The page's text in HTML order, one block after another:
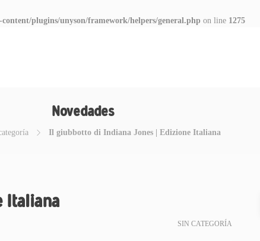
plugins/unyson/framework/helpers/general.php on line 1275
Novedades
Il giubbotto di Indiana Jones | Edizione Italiana
Italiana
SIN CATEGORÍA